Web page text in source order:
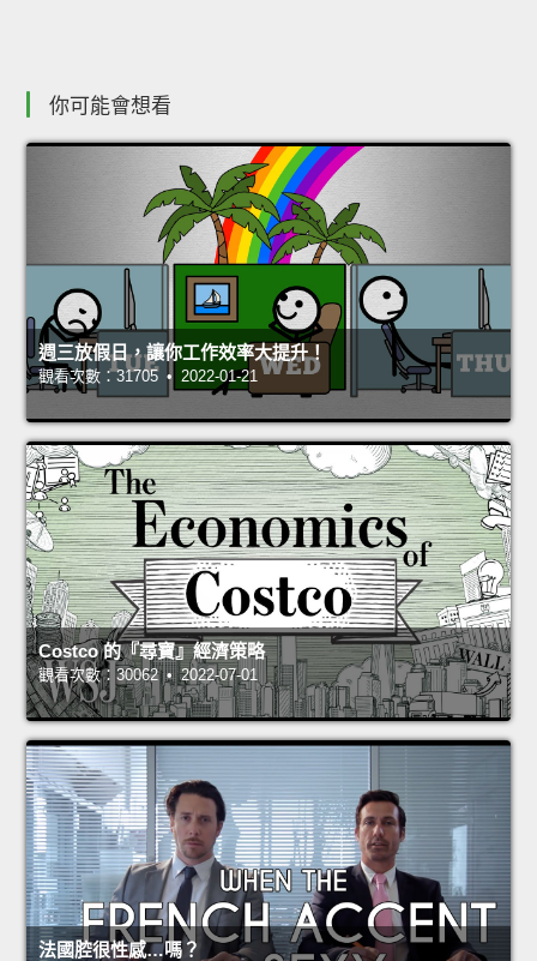
你可能會想看
週三放假日，讓你工作效率大提升！
觀看次數：31705 • 2022-01-21
Costco 的『尋寶』經濟策略
觀看次數：30062 • 2022-07-01
法國腔很性感…嗎？